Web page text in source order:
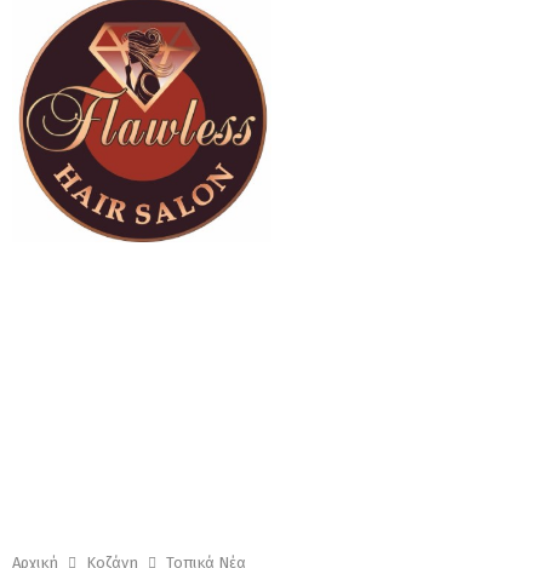
Αρχική Κοζάνη
Τοπικά Νέα